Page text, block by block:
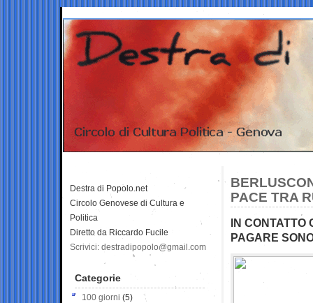
PACE TRA
IN CONTATTO
PAGARE
Destra di Popolo.net
Circolo Genovese di Cultura e
Politica
Diretto da Riccardo Fucile
Scrivici: destradipopolo@gmail.com
Categorie
100 giorni (5)